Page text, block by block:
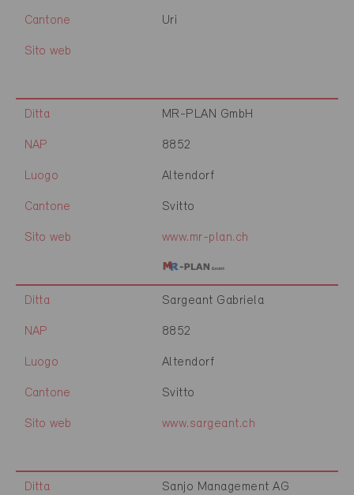
Cantone Uri
Sito web
Ditta MR-PLAN GmbH
NAP 8852
Luogo Altendorf
Cantone Svitto
Sito web www.mr-plan.ch
Ditta Sargeant Gabriela
NAP 8852
Luogo Altendorf
Cantone Svitto
Sito web www.sargeant.ch
Ditta Sanjo Management AG